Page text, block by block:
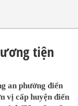
tiện
an phường điển
vị cấp huyện điển